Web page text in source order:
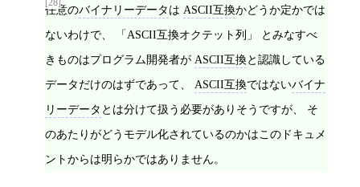
[28]
任意のバイナリーデータは ASCII互換かどうか定かでは
ないわけで、 「ASCII互換オクテット列」 とみなすべ
きものはプログラム開発者が ASCII互換と認識している
データだけのはずであって、 ASCII互換ではないバイナ
リーデータ とは分けて扱う必要がありそうですが、 そ
のあたりがどうモデル化されているのかはこのドキュメ
ントからは明らかではありません。